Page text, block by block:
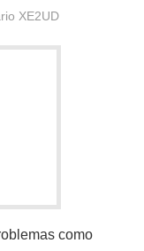
XE2UD
como